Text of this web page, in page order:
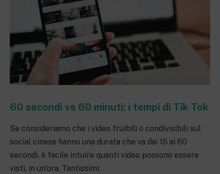
60 secondi vs 60 minuti: i tempi di Tik Tok
Se consideriamo che i video fruibili o condivisibili sul
social cinese hanno una durata che va dai 15 ai 60
secondi, è facile intuire quanti video possono essere
visti, in un’ora. Tantissimi.